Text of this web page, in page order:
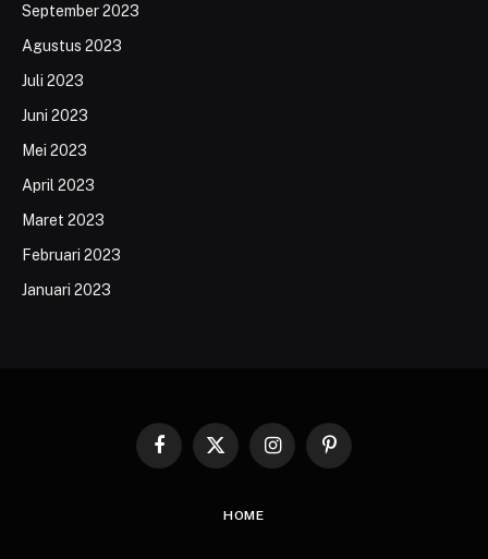
September 2023
Agustus 2023
Juli 2023
Juni 2023
Mei 2023
April 2023
Maret 2023
Februari 2023
Januari 2023
Facebook
X
InstagramPinterest
HOME